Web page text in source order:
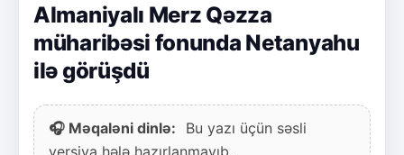
Almaniyalı Merz Qəzza
müharibəsi fonunda Netanyahu
ilə görüşdü
🎧 Məqaləni dinlə:
Bu yazı üçün səsli
versiya hələ hazırlanmayıb.